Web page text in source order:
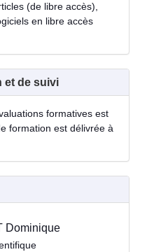
(de libre accès),
en libre accès
et de suivi
formatives est
formation est délivrée à
Dominique